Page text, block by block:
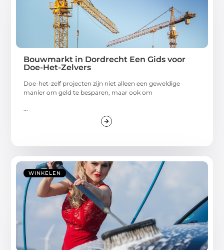
Bouwmarkt in Dordrecht Een Gids voor
Doe-Het-Zelvers
Doe-het-zelf projecten zijn niet alleen een geweldige
manier om geld te besparen, maar ook om
...
WINKELEN